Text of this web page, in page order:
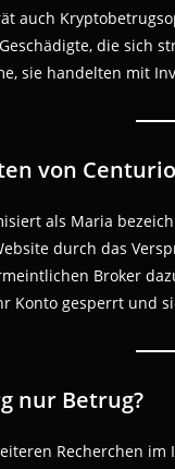
auch
die sich
sie handelten mit
von
als Maria
durch das
Broker
Konto gesperrt und
nur Betrug?
Recherchen